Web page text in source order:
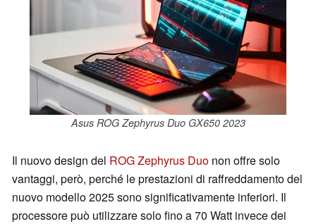
Asus ROG Zephyrus Duo GX650 2023
Il nuovo design del ROG Zephyrus Duo non offre solo
vantaggi, però, perché le prestazioni di raffreddamento del
nuovo modello 2025 sono significativamente inferiori. Il
processore può utilizzare solo fino a 70 Watt invece dei